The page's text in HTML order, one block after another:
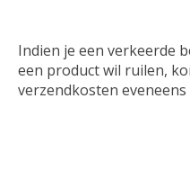
Indien je een verkeerde
een product wil ruilen,
verzendkosten